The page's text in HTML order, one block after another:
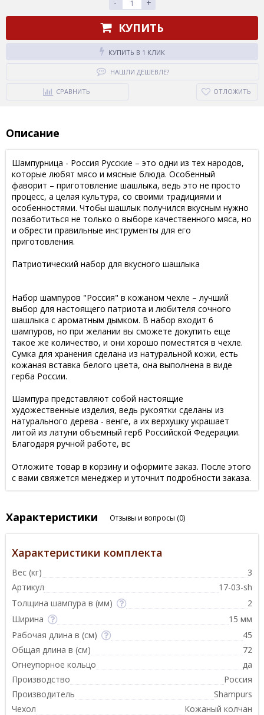
-
+
КУПИТЬ
КУПИТЬ В 1 КЛИК
НАШЛИ ДЕШЕВЛЕ?
СРАВНИТЬ ОТЛОЖИТЬ
Описание
Шампурница - Россия Русские – это одни из тех народов,
которые любят мясо и мясные блюда. Особенный
фаворит – приготовление шашлыка, ведь это не просто
процесс, а целая культура, со своими традициями и
особенностями. Чтобы шашлык получился вкусным нужно
позаботиться не только о выборе качественного мяса, но
и обрести правильные инструменты для его
приготовления.
Патриотический набор для вкусного шашлыка
Набор шампуров "Россия" в кожаном чехле – лучший
выбор для настоящего патриота и любителя сочного
шашлыка с ароматным дымком. В набор входит 6
шампуров, но при желании вы сможете докупить еще
такое же количество, и они хорошо поместятся в чехле.
Сумка для хранения сделана из натуральной кожи, есть
кожаная вставка белого цвета, она выполнена в виде
герба России.
Шампура представляют собой настоящие
художественные изделия, ведь рукоятки сделаны из
натурального дерева - венге, а их верхушку украшает
литой из латуни объемный герб Российской Федерации.
Благодаря ручной работе, вс
Отложите товар в корзину и оформите заказ. После этого
с вами свяжется менеджер и уточнит подробности заказа.
Характеристики Отзывы и вопросы (0)
Характеристики комплекта
Вес (кг)
3
Артикул
17-03-sh
Толщина шампура в (мм)
2
Ширина
15 мм
Рабочая длина в (см)
45
Общая длина в (см)
72
Огнеупорное кольцо
да
Производство
Россия
Производитель
Shampurs
Чехол
Кожаный колчан